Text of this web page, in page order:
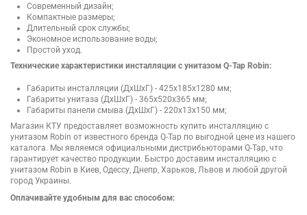
Современный дизайн;
Компактные размеры;
Длительный срок службы;
Экономное использование воды;
Простой уход.
Технические характеристики инсталляции с унитазом Q-Tap Robin:
Габариты инсталляции (ДхШхГ) - 425х185х1280 мм;
Габариты унитаза (ДхШхГ) - 365х520х365 мм;
Габариты панели смыва (ДхШхГ) - 220х13х150 мм;
Магазин КТУ предоставляет возможность купить инсталляцию с
унитазом Robin от известного бренда Q-Tap по выгодной цене из нашего
каталога. Мы являемся официальными дистрибьюторами Q-Tap, что
гарантирует качество продукции. Быстро доставим инсталляцию с
унитазом Robin в Киев, Одессу, Днепр, Харьков, Львов и любой другой
город Украины.
Оплачивайте удобным для вас способом: